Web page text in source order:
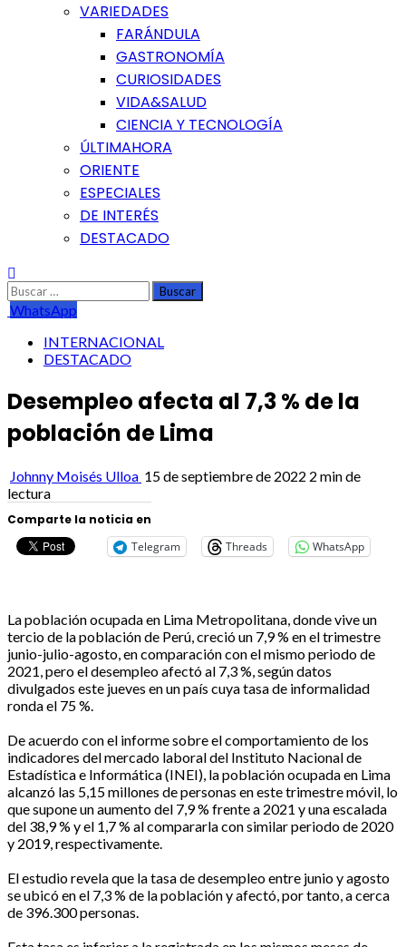
VARIEDADES
FARÁNDULA
GASTRONOMÍA
CURIOSIDADES
VIDA&SALUD
CIENCIA Y TECNOLOGÍA
ÚLTIMAHORA
ORIENTE
ESPECIALES
DE INTERÉS
DESTACADO
Buscar:
WhatsApp
INTERNACIONAL
DESTACADO
Desempleo afecta al 7,3 % de la
población de Lima
Johnny Moisés Ulloa 15 de septiembre de 2022 2 min de
lectura
Comparte la noticia en
Telegram
Threads WhatsApp
La población ocupada en Lima Metropolitana, donde vive un
tercio de la población de Perú, creció un 7,9 % en el trimestre
junio-julio-agosto, en comparación con el mismo periodo de
2021, pero el desempleo afectó al 7,3 %, según datos
divulgados este jueves en un país cuya tasa de informalidad
ronda el 75 %.
De acuerdo con el informe sobre el comportamiento de los
indicadores del mercado laboral del Instituto Nacional de
Estadística e Informática (INEI), la población ocupada en Lima
alcanzó las 5,15 millones de personas en este trimestre móvil, lo
que supone un aumento del 7,9 % frente a 2021 y una escalada
del 38,9 % y el 1,7 % al compararla con similar periodo de 2020
y 2019, respectivamente.
El estudio revela que la tasa de desempleo entre junio y agosto
se ubicó en el 7,3 % de la población y afectó, por tanto, a cerca
de 396.300 personas.